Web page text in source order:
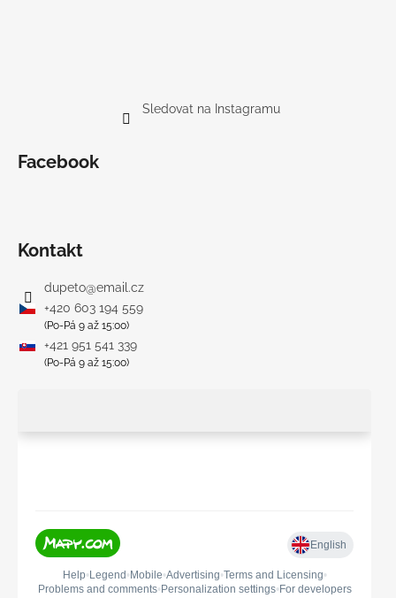
Sledovat na Instagramu
Facebook
Kontakt
dupeto@email.cz
+420 603 194 559
(Po-Pá 9 až 15:00)
+421 951 541 339
(Po-Pá 9 až 15:00)